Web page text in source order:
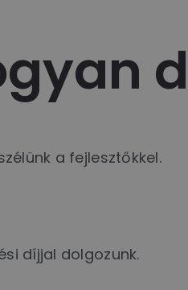
a fejlesztőkkel.
díjjal dolgozunk.